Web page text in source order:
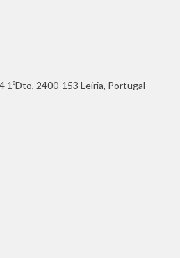
1ºDto, 2400-153 Leiria, Portugal